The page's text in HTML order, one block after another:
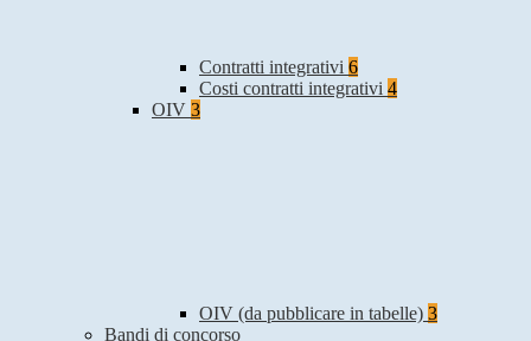
Contratti integrativi 6
Costi contratti integrativi 4
OIV 3
OIV (da pubblicare in tabelle) 3
Bandi di concorso